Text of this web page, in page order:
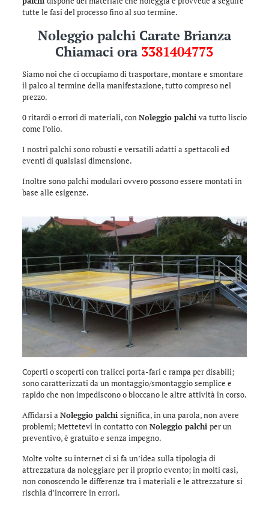
tutte le fasi del processo fino al suo termine.
Noleggio palchi Carate Brianza
Chiamaci ora 3381404773
Siamo noi che ci occupiamo di trasportare, montare e smontare
il palco al termine della manifestazione, tutto compreso nel
prezzo.
0 ritardi o errori di materiali, conNoleggio palchi va tutto liscio
come l’olio.
I nostri palchi sono robusti e versatili adatti a spettacoli ed
eventi di qualsiasi dimensione.
Inoltre sono palchi modulari ovvero possono essere montati in
base alle esigenze.
Coperti o scoperti con tralicci porta-fari e rampa per disabili;
sono caratterizzati da un montaggio/smontaggio semplice e
rapido che non impediscono o bloccano le altre attività in corso.
Affidarsi a Noleggio palchi significa, in una parola, non avere
problemi; Mettetevi in contatto conNoleggio palchi per un
preventivo, è gratuito e senza impegno.
Molte volte su internet ci si fa un’idea sulla tipologia di
attrezzatura da noleggiare per il proprio evento; in molti casi,
non conoscendo le differenze tra i materiali e le attrezzature si
rischia d’incorrere in errori.